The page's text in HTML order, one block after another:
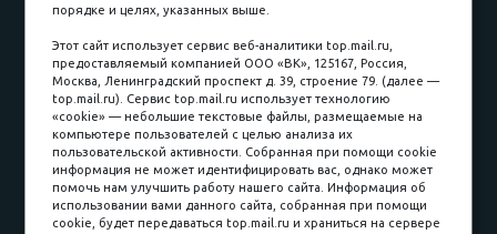
пл. Соляная, 6, стр. 16
8 (3822) 60-70-30
8 (3822) 50-39-09
8 (3822) 22-77-68
8 (3822) 50-48-50
порядке и целях, указанных выше.
Этот сайт использует сервис веб-аналитики top.mail.ru,
предоставляемый компанией ООО «ВК», 125167, Россия,
Москва, Ленинградский проспект д. 39, строение 79. (далее —
top.mail.ru). Сервис top.mail.ru использует технологию
«cookie» — небольшие текстовые файлы, размещаемые на
компьютере пользователей с целью анализа их
пользовательской активности. Собранная при помощи cookie
информация не может идентифицировать вас, однако может
помочь нам улучшить работу нашего сайта. Информация об
использовании вами данного сайта, собранная при помощи
cookie, будет передаваться top.mail.ru и храниться на сервере